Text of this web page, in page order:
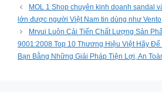
MOL 1 Shop chuyên kinh doanh sandal
lớn được người Việt Nam tin dùng như
Mrvui Luôn Cải Tiến Chất Lượng Sản
9001:2008 Top 10 Thương Hiệu Việt Hãy
Bạn Bằng Những Giải Pháp Tiện Lợi, An